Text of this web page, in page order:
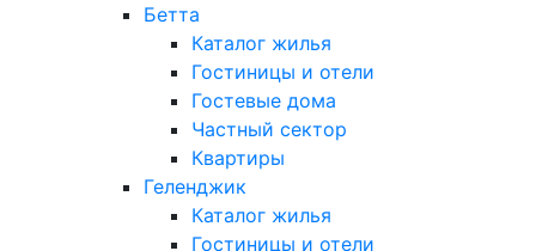
Бетта
Каталог жилья
Гостиницы и отели
Гостевые дома
Частный сектор
Квартиры
Геленджик
Каталог жилья
Гостиницы и отели